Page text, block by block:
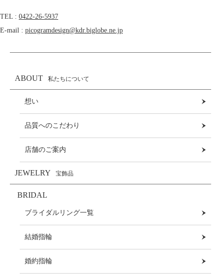
TEL : 0422-26-5937
E-mail : picogramdesign@kdr.biglobe.ne.jp
ABOUT 私たちについて
想い
品質へのこだわり
店舗のご案内
JEWELRY 宝飾品
BRIDAL
ブライダルリング一覧
結婚指輪
婚約指輪